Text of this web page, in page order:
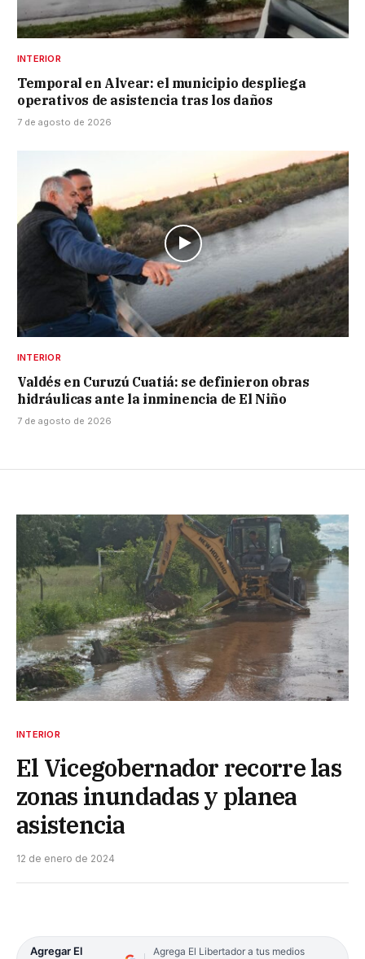
INTERIOR
Temporal en Alvear: el municipio despliega
operativos de asistencia tras los daños
7 de agosto de 2026
INTERIOR
Valdés en Curuzú Cuatiá: se definieron obras
hidráulicas ante la inminencia de El Niño
7 de agosto de 2026
INTERIOR
El Vicegobernador recorre las
zonas inundadas y planea
asistencia
12 de enero de 2024
Agregar El
Agrega El Libertador a tus medios